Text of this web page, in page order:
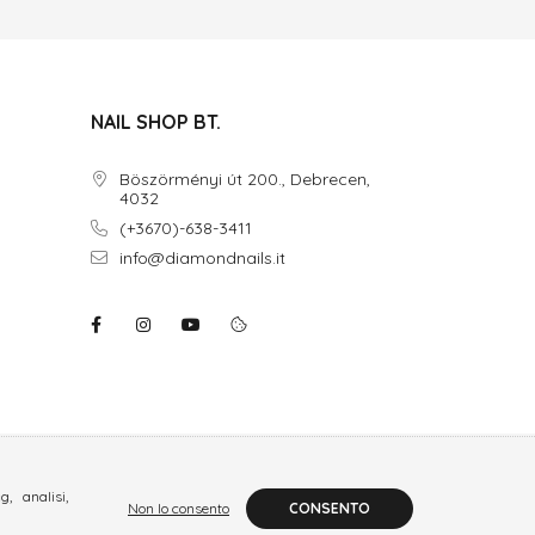
NAIL SHOP BT.
Böszörményi út 200., Debrecen,
4032
(+3670)-638-3411
info@diamondnails.it
analisi,
Non lo consento CONSENTO